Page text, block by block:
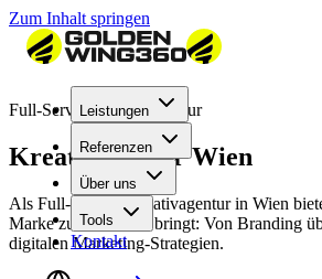
Zum Inhalt springen
Leistungen
Referenzen
Über uns
Tools
Kontakt
Full-Service Kreativagentur
Kreativagentur Wien
Als Full-Service Kreativagentur in Wien
Marke zum Strahlen bringt: Von Branding
digitalen Marketing-Strategien.